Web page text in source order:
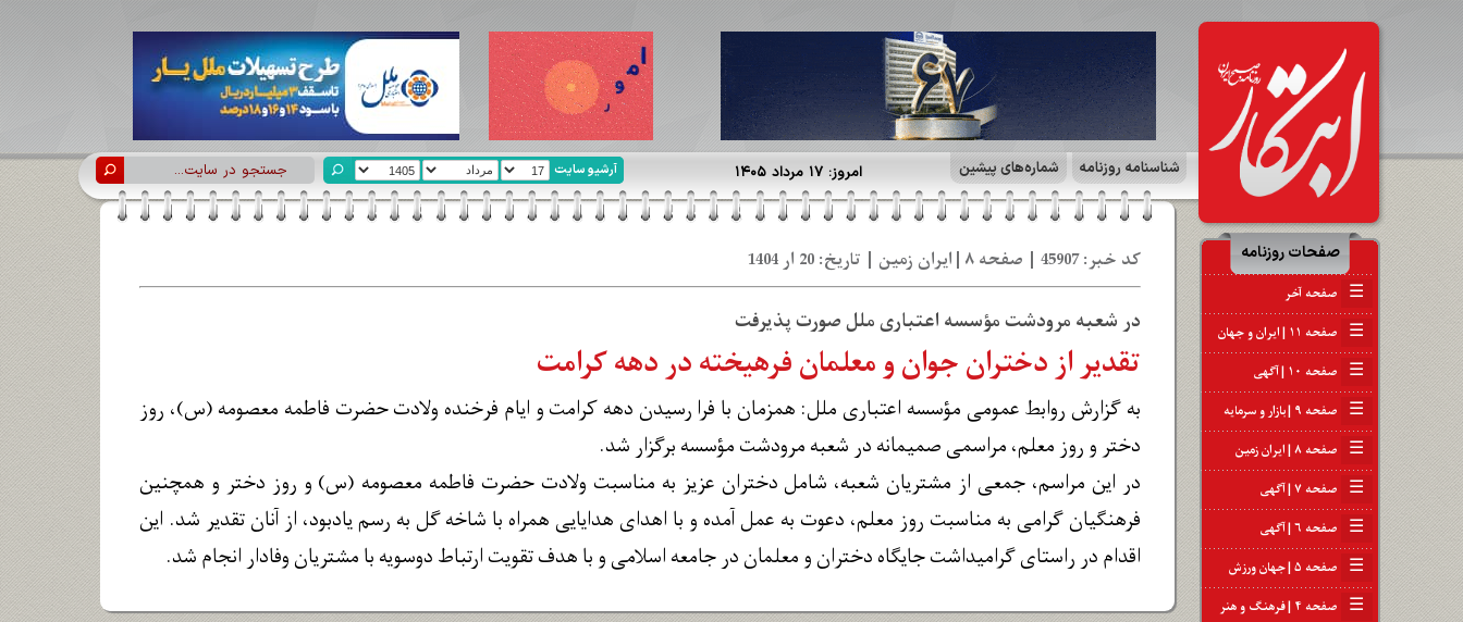
آرشیو سایت امروز: ۱۷ مرداد ۱۴۰۵ شناسنامه روزنامه شماره‌های پیشین
صفحات روزنامه
☰ صفحه آخر
☰ صفحه ۱۱ | ایران و جهان
☰ صفحه ۱۰ | آگهی
☰ صفحه ۹ | بازار و سرمایه
☰ صفحه ۸ | ایران زمین
☰ صفحه ۷ | آگهی
☰ صفحه ۶ | آگهی
☰ صفحه ۵ | جهان ورزش
☰ صفحه ۴ | فرهنگ و هنر
کد خبر: 45907 | صفحه ۸ | ایران زمین | تاریخ: 20 ار 1404
در شعبه مرودشت مؤسسه اعتباری ملل صورت پذیرفت
تقدیر از دختران جوان و معلمان فرهیخته در دهه کرامت
به گزارش روابط عمومی مؤسسه اعتباری ملل: همزمان با فرا رسیدن دهه کرامت و ایام فرخنده ولادت حضرت فاطمه معصومه (س)، روز
دختر و روز معلم، مراسمی صمیمانه در شعبه مرودشت مؤسسه برگزار شد.
در این مراسم، جمعی از مشتریان شعبه، شامل دختران عزیز به مناسبت ولادت حضرت فاطمه معصومه (س) و روز دختر و همچنین
فرهنگیان گرامی به مناسبت روز معلم، دعوت به عمل آمده و با اهدای هدایایی همراه با شاخه گل به رسم یادبود، از آنان تقدیر شد. این
اقدام در راستای گرامیداشت جایگاه دختران و معلمان در جامعه اسلامی و با هدف تقویت ارتباط دوسویه با مشتریان وفادار انجام شد.